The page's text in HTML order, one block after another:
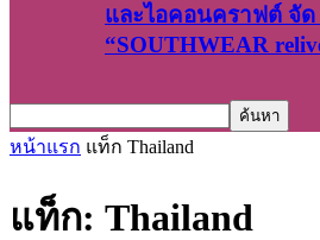
และไอคอนคราฟต์ จัด
“SOUTHWEAR
หน้าแรก แท็ก Thailand
แท็ก: Thailand